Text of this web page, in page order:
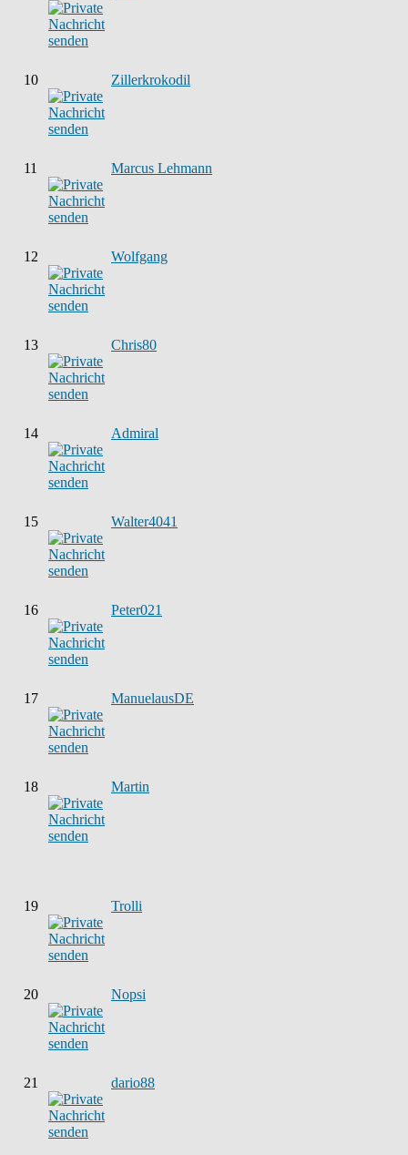
10 Zillerkrokodil
11 Marcus Lehmann
12 Wolfgang
13 Chris80
14 Admiral
15 Walter4041
16 Peter021
17 ManuelausDE
18 Martin
19 Trolli
20 Nopsi
21 dario88